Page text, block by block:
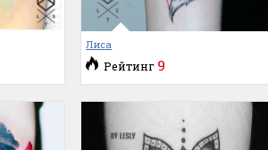
Лиса
Рейтинг 9